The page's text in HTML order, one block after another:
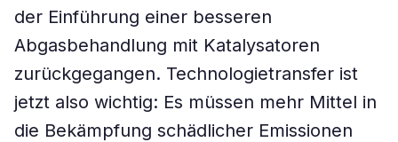
der Einführung einer besseren
Abgasbehandlung mit Katalysatoren
zurückgegangen. Technologietransfer ist
jetzt also wichtig: Es müssen mehr Mittel in
die Bekämpfung schädlicher Emissionen